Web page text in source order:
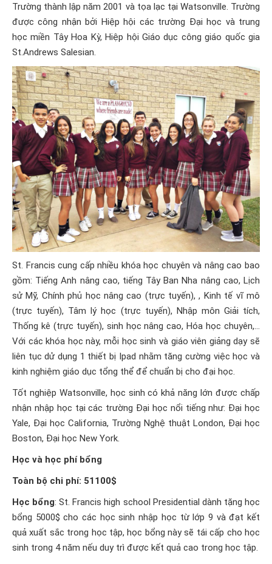
Trường thành lập năm 2001 và tọa lạc tại Watsonville. Trường
được công nhận bởi Hiệp hội các trường Đại học và trung
học miền Tây Hoa Kỳ, Hiệp hội Giáo dục công giáo quốc gia
St.Andrews Salesian.
St. Francis cung cấp nhiều khóa học chuyên và nâng cao bao
gồm: Tiếng Anh nâng cao, tiếng Tây Ban Nha nâng cao, Lịch
sử Mỹ, Chính phủ học nâng cao (trực tuyến), , Kinh tế vĩ mô
(trực tuyến), Tâm lý học (trực tuyến), Nhập môn Giải tích,
Thống kê (trực tuyến), sinh học nâng cao, Hóa học chuyên,…
Với các khóa học này, mỗi học sinh và giáo viên giảng dạy sẽ
liên tục dử dụng 1 thiết bị Ipad nhằm tăng cường việc học và
kinh nghiệm giáo dục tổng thể để chuẩn bị cho đại học.
Tốt nghiệp Watsonville, học sinh có khả năng lớn được chấp
nhận nhập học tại các trường Đại học nổi tiếng như: Đại học
Yale, Đại học California, Trường Nghệ thuật London, Đại học
Boston, Đại học New York.
Học và học phí bổng
Toàn bộ chi phí: 51100$
Học bổng: St. Francis high school Presidential dành tặng học
bổng 5000$ cho các học sinh nhập học từ lớp 9 và đạt kết
quả xuất sắc trong học tập, học bổng này sẽ tái cấp cho học
sinh trong 4 năm nếu duy trì được kết quả cao trong học tập.